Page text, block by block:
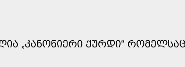
„ᲙᲐᲜᲝᲜᲘᲔᲠᲘ ᲥᲣᲠᲓᲘ“